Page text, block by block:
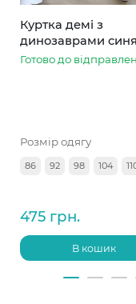
Куртка демі з
динозаврами
110
Готово до
Розмір одягу
86 92 98 104
475 грн.
В кошик